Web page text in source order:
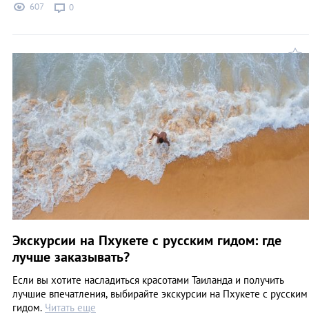
607 0
Экскурсии на Пхукете с русским гидом: где
лучше заказывать?
Если вы хотите насладиться красотами Таиланда и получить
лучшие впечатления, выбирайте экскурсии на Пхукете с русским
гидом. Читать еще